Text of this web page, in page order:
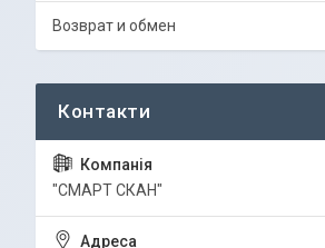
Возврат и обмен
"СМАРТ СКАН"